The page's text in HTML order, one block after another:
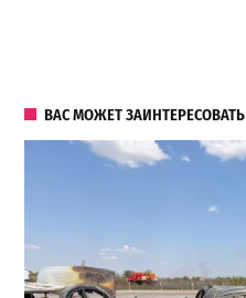
ВАС МОЖЕТ ЗАИНТЕРЕСОВАТЬ